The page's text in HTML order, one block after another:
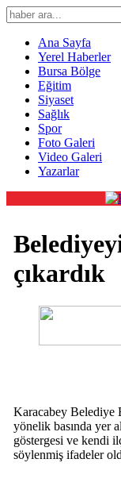
Ana Sayfa
Yerel Haberler
Bursa Bölge
Eğitim
Siyaset
Sağlık
Spor
Foto Galeri
Video Galeri
Yazarlar
çıkardık
Karacabey Belediye
yönelik basında yer
göstergesi ve kendi
söylenmiş ifadeler